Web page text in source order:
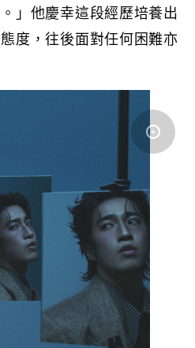
」他慶幸這段經歷培養出
度，往後面對任何困難亦